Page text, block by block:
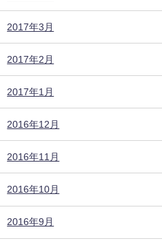
2017年3月
2017年2月
2017年1月
2016年12月
2016年11月
2016年10月
2016年9月